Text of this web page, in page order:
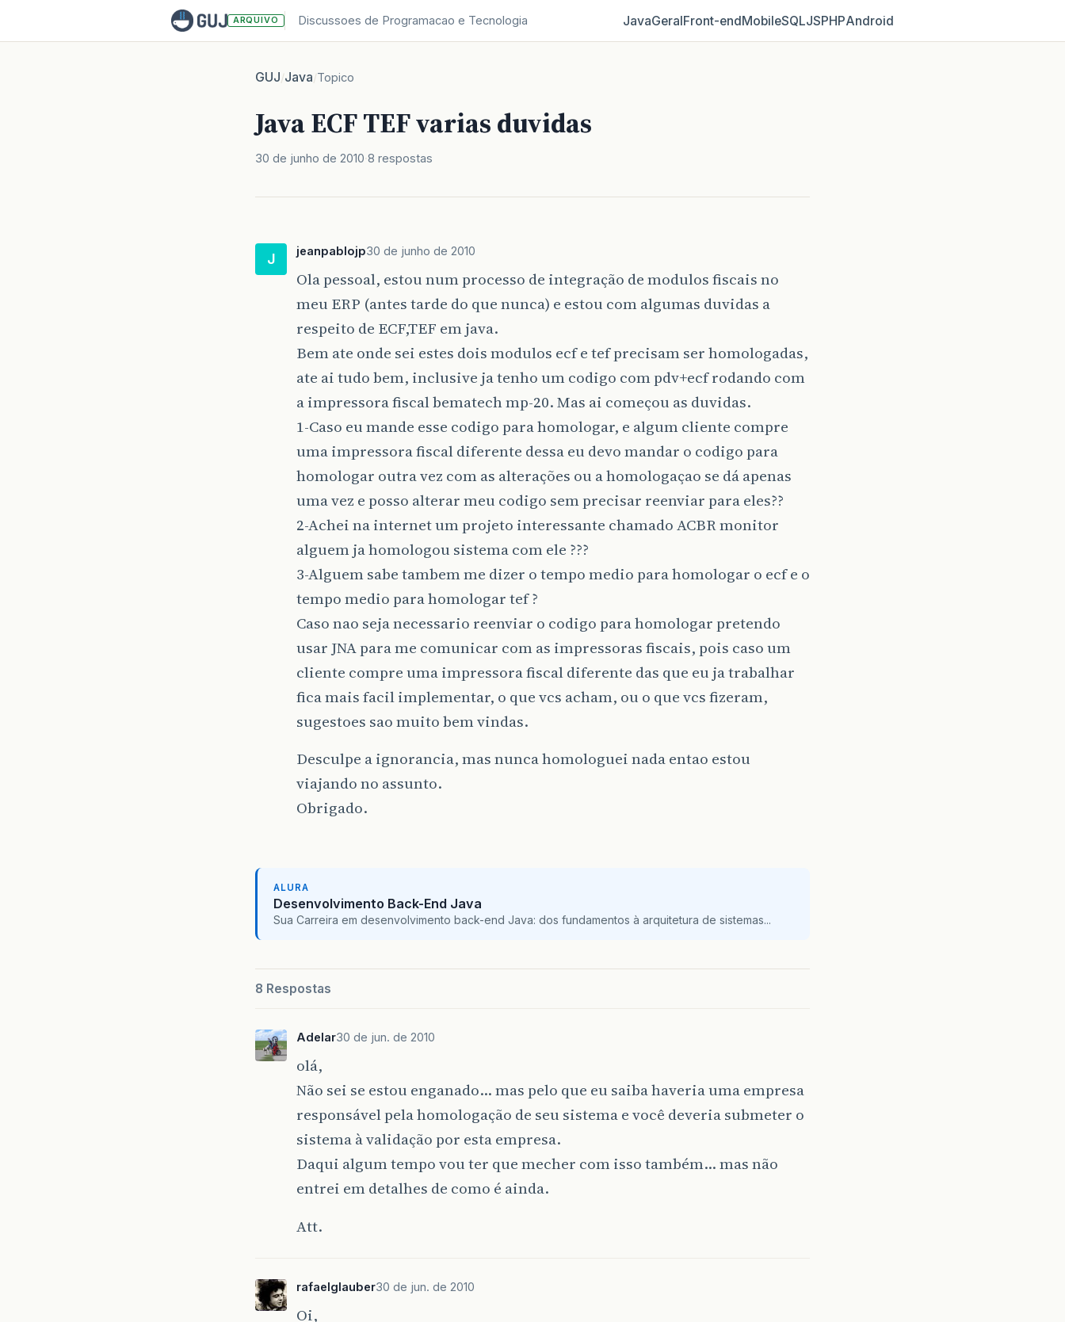
ARQUIVO Discussoes de Programacao e Tecnologia JavaGeralFront‑endMobileSQLJSPHPAndroid
GUJ/Java/Topico
Java ECF TEF varias duvidas
30 de junho de 2010 8 respostas
J jeanpablojp30 de junho de 2010
Ola pessoal, estou num processo de integração de modulos fiscais no
meu ERP (antes tarde do que nunca) e estou com algumas duvidas a
respeito de ECF,TEF em java.
Bem ate onde sei estes dois modulos ecf e tef precisam ser homologadas,
ate ai tudo bem, inclusive ja tenho um codigo com pdv+ecf rodando com
a impressora fiscal bematech mp-20. Mas ai começou as duvidas.
1-Caso eu mande esse codigo para homologar, e algum cliente compre
uma impressora fiscal diferente dessa eu devo mandar o codigo para
homologar outra vez com as alterações ou a homologaçao se dá apenas
uma vez e posso alterar meu codigo sem precisar reenviar para eles??
2-Achei na internet um projeto interessante chamado ACBR monitor
alguem ja homologou sistema com ele ???
3-Alguem sabe tambem me dizer o tempo medio para homologar o ecf e o
tempo medio para homologar tef ?
Caso nao seja necessario reenviar o codigo para homologar pretendo
usar JNA para me comunicar com as impressoras fiscais, pois caso um
cliente compre uma impressora fiscal diferente das que eu ja trabalhar
fica mais facil implementar, o que vcs acham, ou o que vcs fizeram,
sugestoes sao muito bem vindas.
Desculpe a ignorancia, mas nunca homologuei nada entao estou
viajando no assunto.
Obrigado.
ALURA
Desenvolvimento Back-End Java
Sua Carreira em desenvolvimento back-end Java: dos fundamentos à arquitetura de sistemas...
8 Respostas
Adelar30 de jun. de 2010
olá,
Não sei se estou enganado… mas pelo que eu saiba haveria uma empresa
responsável pela homologação de seu sistema e você deveria submeter o
sistema à validação por esta empresa.
Daqui algum tempo vou ter que mecher com isso também… mas não
entrei em detalhes de como é ainda.
Att.
rafaelglauber30 de jun. de 2010
Oi,